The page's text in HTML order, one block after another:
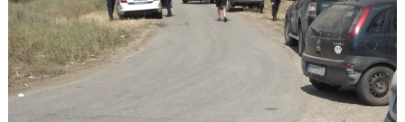
Unmute